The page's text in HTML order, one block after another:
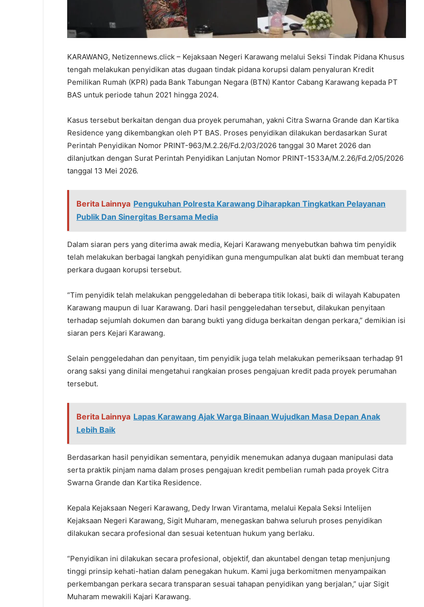
KARAWANG, Netizennews.click – Kejaksaan Negeri Karawang melalui Seksi Tindak Pidana Khusus
tengah melakukan penyidikan atas dugaan tindak pidana korupsi dalam penyaluran Kredit
Pemilikan Rumah (KPR) pada Bank Tabungan Negara (BTN) Kantor Cabang Karawang kepada PT
BAS untuk periode tahun 2021 hingga 2024.
Kasus tersebut berkaitan dengan dua proyek perumahan, yakni Citra Swarna Grande dan Kartika
Residence yang dikembangkan oleh PT BAS. Proses penyidikan dilakukan berdasarkan Surat
Perintah Penyidikan Nomor PRINT-963/M.2.26/Fd.2/03/2026 tanggal 30 Maret 2026 dan
dilanjutkan dengan Surat Perintah Penyidikan Lanjutan Nomor PRINT-1533A/M.2.26/Fd.2/05/2026
tanggal 13 Mei 2026.
Berita Lainnya Pengukuhan Polresta Karawang Diharapkan Tingkatkan Pelayanan
Publik Dan Sinergitas Bersama Media
Dalam siaran pers yang diterima awak media, Kejari Karawang menyebutkan bahwa tim penyidik
telah melakukan berbagai langkah penyidikan guna mengumpulkan alat bukti dan membuat terang
perkara dugaan korupsi tersebut.
“Tim penyidik telah melakukan penggeledahan di beberapa titik lokasi, baik di wilayah Kabupaten
Karawang maupun di luar Karawang. Dari hasil penggeledahan tersebut, dilakukan penyitaan
terhadap sejumlah dokumen dan barang bukti yang diduga berkaitan dengan perkara,” demikian isi
siaran pers Kejari Karawang.
Selain penggeledahan dan penyitaan, tim penyidik juga telah melakukan pemeriksaan terhadap 91
orang saksi yang dinilai mengetahui rangkaian proses pengajuan kredit pada proyek perumahan
tersebut.
Berita Lainnya Lapas Karawang Ajak Warga Binaan Wujudkan Masa Depan Anak
Lebih Baik
Berdasarkan hasil penyidikan sementara, penyidik menemukan adanya dugaan manipulasi data
serta praktik pinjam nama dalam proses pengajuan kredit pembelian rumah pada proyek Citra
Swarna Grande dan Kartika Residence.
Kepala Kejaksaan Negeri Karawang, Dedy Irwan Virantama, melalui Kepala Seksi Intelijen
Kejaksaan Negeri Karawang, Sigit Muharam, menegaskan bahwa seluruh proses penyidikan
dilakukan secara profesional dan sesuai ketentuan hukum yang berlaku.
“Penyidikan ini dilakukan secara profesional, objektif, dan akuntabel dengan tetap menjunjung
tinggi prinsip kehati-hatian dalam penegakan hukum. Kami juga berkomitmen menyampaikan
perkembangan perkara secara transparan sesuai tahapan penyidikan yang berjalan,” ujar Sigit
Muharam mewakili Kajari Karawang.